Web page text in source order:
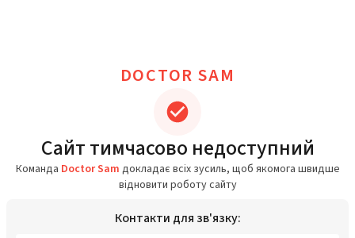
DOCTOR SAM
Сайт тимчасово недоступний
Команда Doctor Sam докладає всіх зусиль, щоб якомога швидше
відновити роботу сайту
Контакти для зв'язку: